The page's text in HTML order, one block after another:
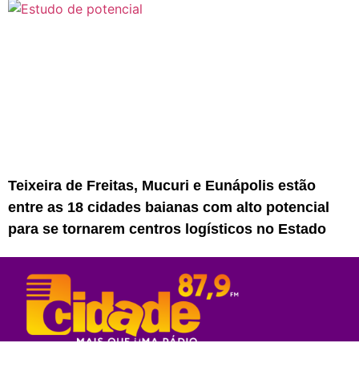
Teixeira de Freitas, Mucuri e Eunápolis estão
entre as 18 cidades baianas com alto potencial
para se tornarem centros logísticos no Estado